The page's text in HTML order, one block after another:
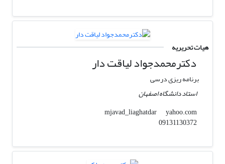
هیات تحریریه
دکترمحمدجواد لیاقت دار
برنامه ریزی درسی
استاد دانشگاه اصفهان
mjavad_liaghatdar
yahoo.com
09131130372